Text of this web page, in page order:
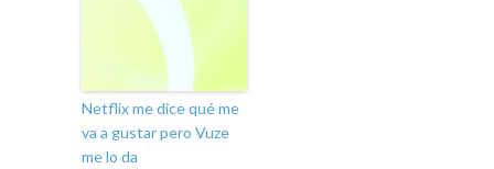
Netflix me dice qué me
va a gustar pero Vuze
me lo da